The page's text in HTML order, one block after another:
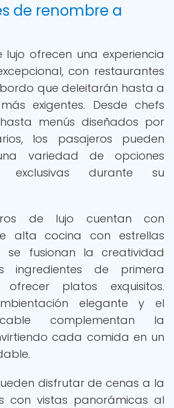
de renombre a
lujo ofrecen una experiencia
con restaurantes
que deleitarán hasta a
exigentes. Desde chefs
menús diseñados por
los pasajeros pueden
variedad de opciones
exclusivas durante su
de lujo cuentan con
alta cocina con estrellas
se fusionan la creatividad
ingredientes de primera
platos exquisitos.
elegante y el
complementan la
cada comida en un
disfrutar de cenas a la
con vistas panorámicas al